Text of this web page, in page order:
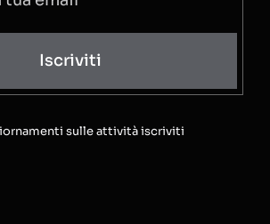
Iscriviti
sulle attività iscriviti